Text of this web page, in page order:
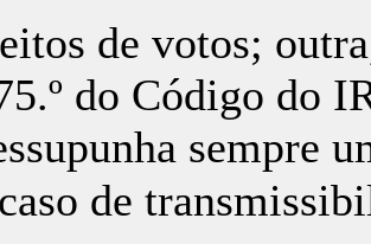
de votos;
do Código do
sempre
de